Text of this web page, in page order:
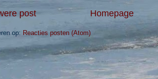
post Homepage
op: Reacties posten (Atom)